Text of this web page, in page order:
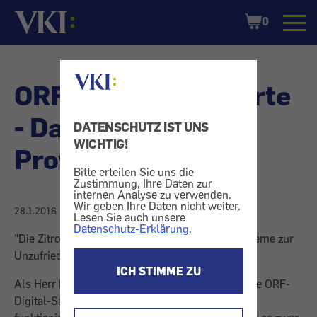
DATENSCHUTZ IST UNS
WICHTIG!
Bitte erteilen Sie uns die
Zustimmung, Ihre Daten zur
internen Analyse zu verwenden.
Wir geben Ihre Daten nicht weiter.
Lesen Sie auch unsere
Datenschutz-Erklärung.
ICH STIMME ZU
Startseite
Shopping
Cart
0
ORF Digital: Sat-Karte
- Dauerhaftes
Provisorium
28.1.2016
"Die Zitrone" geht an ORF Digital: Wie man Probleme zur
Unzufriedenheit der Kunden löst.
Als Herr Milletich seine mit der Post eingetroffene ORF-
Digital-Sat-Karte ins neue TV-Gerät einsetzte,